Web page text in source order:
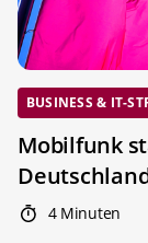
BUSINESS & IT-
Mobilfunk
4 Minuten